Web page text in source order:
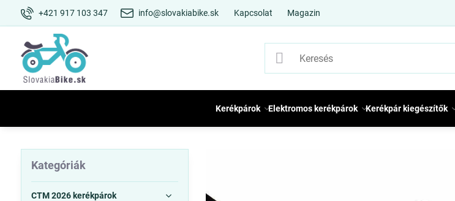
+421 917 103 347 info@slovakiabike.sk Kapcsolat Magazin
Kerékpárok Elektromos kerékpárok Kerékpár kiegészítők
Kategóriák
CTM 2026 kerékpárok